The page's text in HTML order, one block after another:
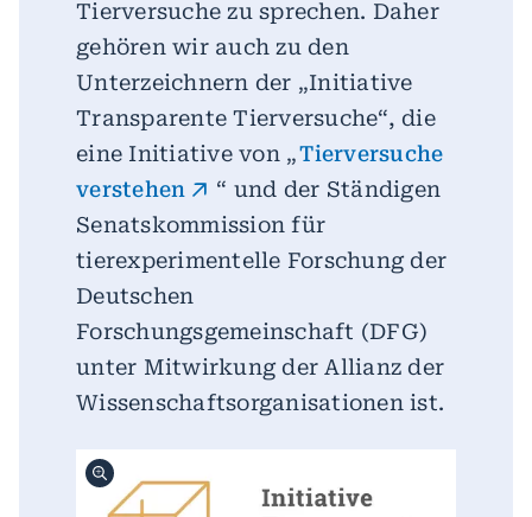
Tierversuche zu sprechen. Daher
gehören wir auch zu den
Unterzeichnern der „Initiative
Transparente Tierversuche“, die
eine Initiative von „Tierversuche
verstehen
“ und der Ständigen
Senatskommission für
tierexperimentelle Forschung der
Deutschen
Forschungsgemeinschaft (DFG)
unter Mitwirkung der Allianz der
Wissenschaftsorganisationen ist.